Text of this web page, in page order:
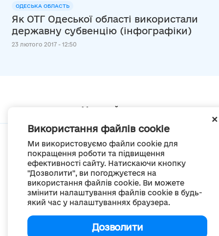
Використання файлів cookie
Ми використовуємо файли cookie для
покращення роботи та підвищення
ефективності сайту. Натискаючи кнопку
"Дозволити", ви погоджуєтеся на
використання файлів cookie. Ви можете
змінити налаштування файлів cookie в будь-
який час у налаштуваннях браузера.
Дозволити
ОДЕСЬКА ОБЛАСТЬ
Як ОТГ Одеської області використали
державну субвенцію (інфографіки)
23 лютого 2017 - 12:50
Мапа сайту
© Портал «Децентралізація», 2022
Проект був створений 2014 року для комунікації реформи місцевого
самоврядування
та територіальної організації влади в Україні.
Створення та наповнення - ГО «Портал «Децентралізація»
Creative Commons Attribution 4.0 International license,
якщо не зазначено інше